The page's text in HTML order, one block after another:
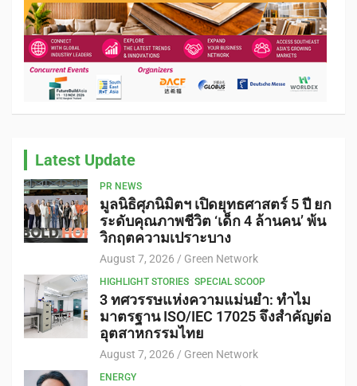
Latest Update
PR NEWS
มูลนิธิศุภนิมิตฯ เปิดยุทธศาสตร์ 5 ปี ยก
ระดับคุณภาพชีวิต ‘เด็ก 4 ล้านคน’ พ้น
วิกฤตความเปราะบาง
August 7, 2026 Green Network
HIGHLIGHT STORIES SPECIAL SCOOP
3 ทศวรรษแห่งความแม่นยำ: ทำไม
มาตรฐาน ISO/IEC 17025 จึงสำคัญต่อ
อุตสาหกรรมไทย
August 7, 2026 Green Network
ENERGY